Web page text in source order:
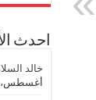
احدث
خالد
أغسطس،